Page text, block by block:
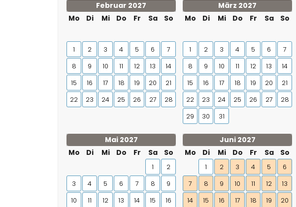
Februar 2027
Mo
Di Mi Do Fr Sa So
1 2 3 4 5 6
7
8
9 10 11 12 13
14
15
16 17 18 19 20
21
22
23 24 25 26 27 28
März 2027
Mo
Di Mi Do Fr Sa So
1 2 3 4 5 6
7
8
9 10 11 12 13
14
15
16 17 18 19 20
21
22
23 24 25 26 27
28
29
30 31
Mai 2027
Mo
Di Mi Do Fr Sa So
1
2
3
4 5 6 7 8
9
10
11 12 13 14 15 16
Juni 2027
Mo
Di Mi Do Fr Sa So
1 2 3 4 5
6
7
8 9 10 11 12
13
14
15 16 17 18 19 20